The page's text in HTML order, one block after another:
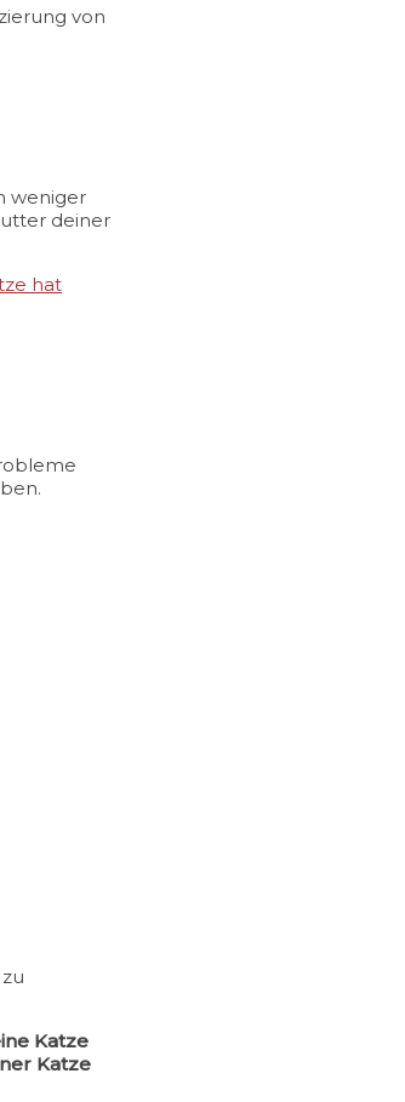
von
weniger
deiner
hat
Katze
Katze